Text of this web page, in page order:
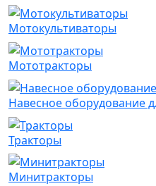
Мотокультиваторы
Мототракторы
Навесное оборудование
Тракторы
Минитракторы